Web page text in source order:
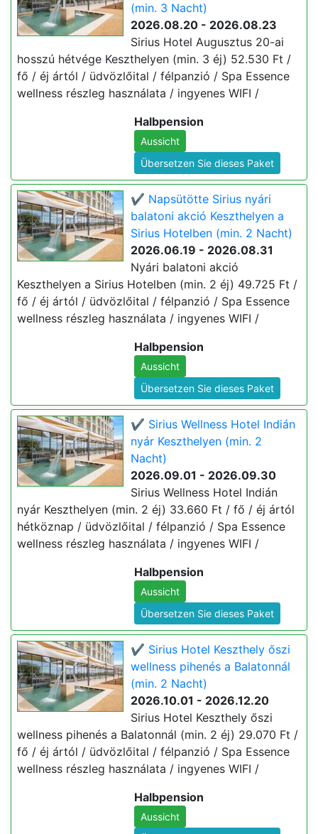
(min. 3 Nacht)
2026.08.20 - 2026.08.23
Sirius Hotel Augusztus 20-ai
hosszú hétvége Keszthelyen (min. 3 éj) 52.530 Ft /
fő / éj ártól / üdvözlőital / félpanzió / Spa Essence
wellness részleg használata / ingyenes WIFI /
Halbpension
Aussicht
Übersetzen Sie dieses Paket
✔️ Napsütötte Sirius nyári
balatoni akció Keszthelyen a
Sirius Hotelben (min. 2 Nacht)
2026.06.19 - 2026.08.31
Nyári balatoni akció
Keszthelyen a Sirius Hotelben (min. 2 éj) 49.725 Ft /
fő / éj ártól / üdvözlőital / félpanzió / Spa Essence
wellness részleg használata / ingyenes WIFI /
Halbpension
Aussicht
Übersetzen Sie dieses Paket
✔️ Sirius Wellness Hotel Indián
nyár Keszthelyen (min. 2
Nacht)
2026.09.01 - 2026.09.30
Sirius Wellness Hotel Indián
nyár Keszthelyen (min. 2 éj) 33.660 Ft / fő / éj ártól
hétköznap / üdvözlőital / félpanzió / Spa Essence
wellness részleg használata / ingyenes WIFI /
Halbpension
Aussicht
Übersetzen Sie dieses Paket
✔️ Sirius Hotel Keszthely őszi
wellness pihenés a Balatonnál
(min. 2 Nacht)
2026.10.01 - 2026.12.20
Sirius Hotel Keszthely őszi
wellness pihenés a Balatonnál (min. 2 éj) 29.070 Ft /
fő / éj ártól / üdvözlőital / félpanzió / Spa Essence
wellness részleg használata / ingyenes WIFI /
Halbpension
Aussicht